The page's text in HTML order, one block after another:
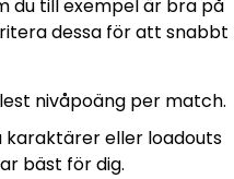
du till exempel är bra på
dessa för att snabbt
nivåpoäng per match.
karaktärer eller loadouts
bäst för dig.